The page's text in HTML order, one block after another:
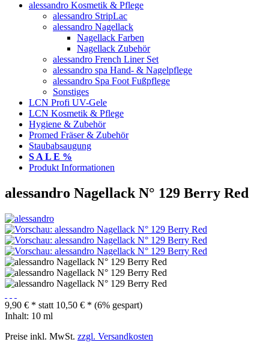
alessandro Kosmetik & Pflege
alessandro StripLac
alessandro Nagellack
Nagellack Farben
Nagellack Zubehör
alessandro French Liner Set
alessandro spa Hand- & Nagelpflege
alessandro Spa Foot Fußpflege
Sonstiges
LCN Profi UV-Gele
LCN Kosmetik & Pflege
Hygiene & Zubehör
Promed Fräser & Zubehör
Staubabsaugung
S A L E %
Produkt Informationen
alessandro Nagellack N° 129 Berry Red
9,90 € * statt 10,50 € * (6% gespart)
Inhalt: 10 ml
Preise inkl. MwSt. zzgl. Versandkosten